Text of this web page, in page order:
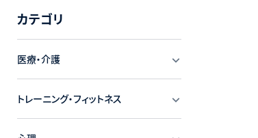
カテゴリ
医療・介護
トレーニング・フィットネス